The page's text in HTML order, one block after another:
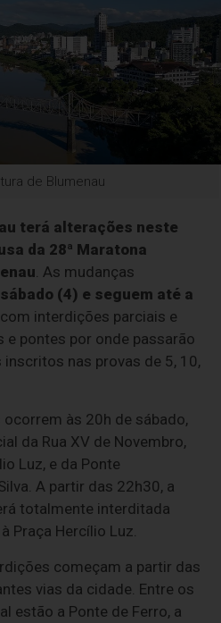
de Blumenau
terá alterações neste
da 28ª Maratona
. As mudanças
(4) e seguem até a
com interdições parciais e
e pontes por onde passarão
nas provas de 5, 10,
às 20h de sábado,
da Rua XV de Novembro,
Luz, e da Ponte
A partir das 22h30, a
totalmente interditada
Praça Hercílio Luz.
começam a partir das
vias da cidade. Entre os
estão a Ponte de Ferro, a